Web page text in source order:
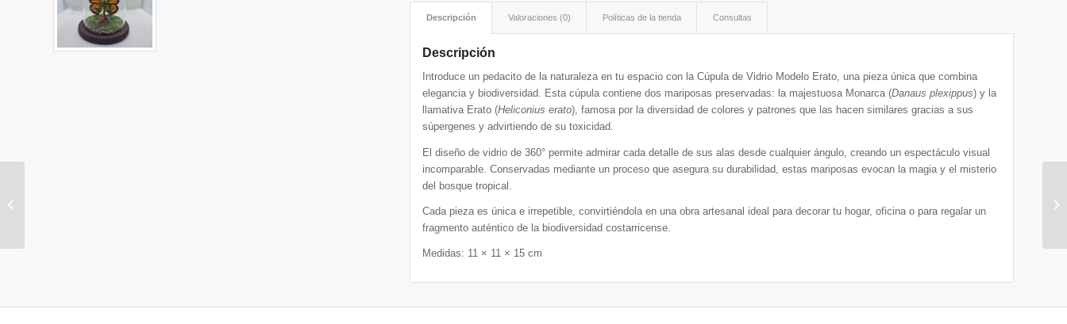
Descripción Valoraciones (0) Políticas de la tienda Consultas
Descripción
Introduce un pedacito de la naturaleza en tu espacio con la Cúpula de Vidrio Modelo Erato, una pieza única que combina
elegancia y biodiversidad. Esta cúpula contiene dos mariposas preservadas: la majestuosa Monarca (Danaus plexippus) y la
llamativa Erato (Heliconius erato), famosa por la diversidad de colores y patrones que las hacen similares gracias a sus
súpergenes y advirtiendo de su toxicidad.
El diseño de vidrio de 360° permite admirar cada detalle de sus alas desde cualquier ángulo, creando un espectáculo visual
incomparable. Conservadas mediante un proceso que asegura su durabilidad, estas mariposas evocan la magia y el misterio
del bosque tropical.
Cada pieza es única e irrepetible, convirtiéndola en una obra artesanal ideal para decorar tu hogar, oficina o para regalar un
fragmento auténtico de la biodiversidad costarricense.
Medidas: 11 × 11 × 15 cm